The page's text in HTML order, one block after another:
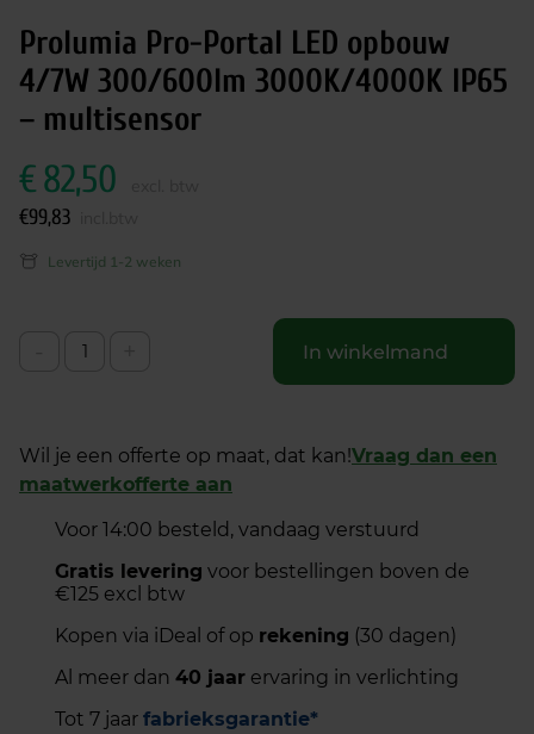
Prolumia Pro-Portal LED opbouw
4/7W 300/600lm 3000K/4000K IP65
– multisensor
€82,50
€99,83
Levertijd 1-2 weken
In winkelmand
Wil je een offerte op maat, dat kan!Vraag dan een
maatwerkofferte aan
Voor 14:00 besteld, vandaag verstuurd
Gratis levering voor bestellingen boven de
€125 excl btw
Kopen via iDeal of op rekening (30 dagen)
Al meer dan 40 jaar ervaring in verlichting
Tot 7 jaar fabrieksgarantie*